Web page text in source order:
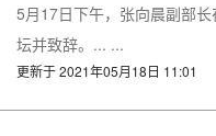
5月17日下午，张向晨副部
坛并致辞。... ...
更新于 2021年05月18日 11:01